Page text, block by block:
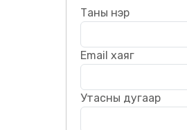
Таны нэр
Email хаяг
Утасны дугаар